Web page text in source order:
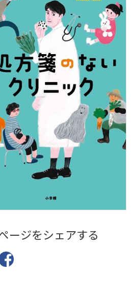
ージをシェアする